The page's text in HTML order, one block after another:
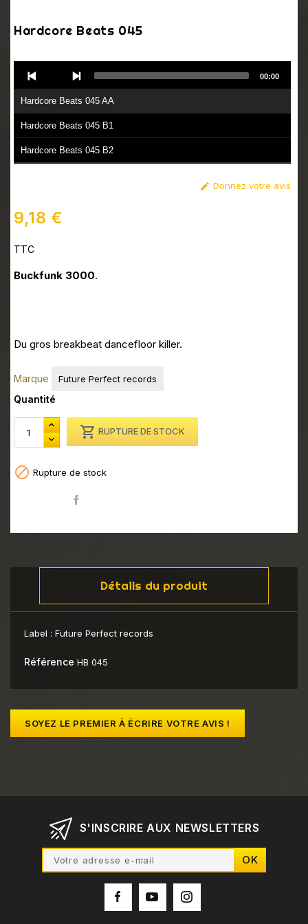
Hardcore Beats 045
Player
Hardcore Beats 045 AA
Hardcore Beats 045 B1
Hardcore Beats 045 B2
00:00
 Donnez votre avis
9,18 €
TTC
Buckfunk 3000.
Du gros breakbeat dancefloor killer.
Marque Future Perfect records
Quantité
 RUPTURE DE STOCK
 Rupture de stock
Détails du produit
Label : Future Perfect records
Référence HB 045
SOYEZ LE PREMIER À ÉCRIRE VOTRE AVIS !
S'INSCRIRE AUX NEWSLETTERS